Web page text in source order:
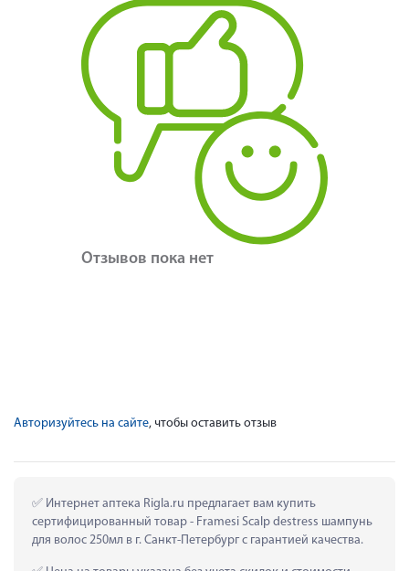
Отзывов пока нет
Авторизуйтесь на сайте, чтобы оставить отзыв
Интернет аптека Rigla.ru предлагает вам купить
сертифицированный товар - Framesi Scalp destress шампунь
для волос 250мл в г. Санкт-Петербург с гарантией качества.